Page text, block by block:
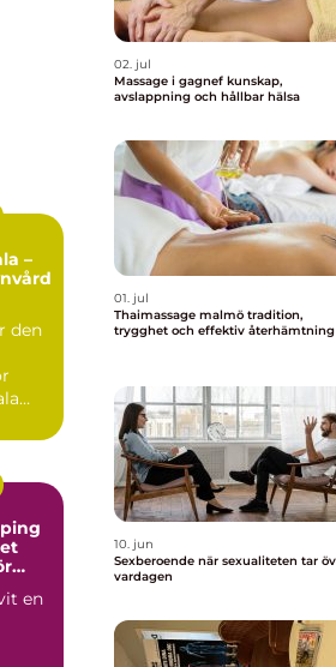
–
den
en
02. jul
Massage i gagnef kunskap,
avslappning och hållbar hälsa
01. jul
Thaimassage malmö tradition,
trygghet och effektiv återhämtning
10. jun
Sexberoende när sexualiteten tar över
vardagen